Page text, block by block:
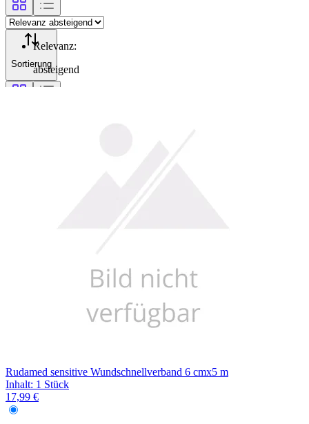
Sortierung
Relevanz:
absteigend
Rudamed sensitive Wundschnellverband 6 cmx5 m
Inhalt: 1 Stück
17,99 €